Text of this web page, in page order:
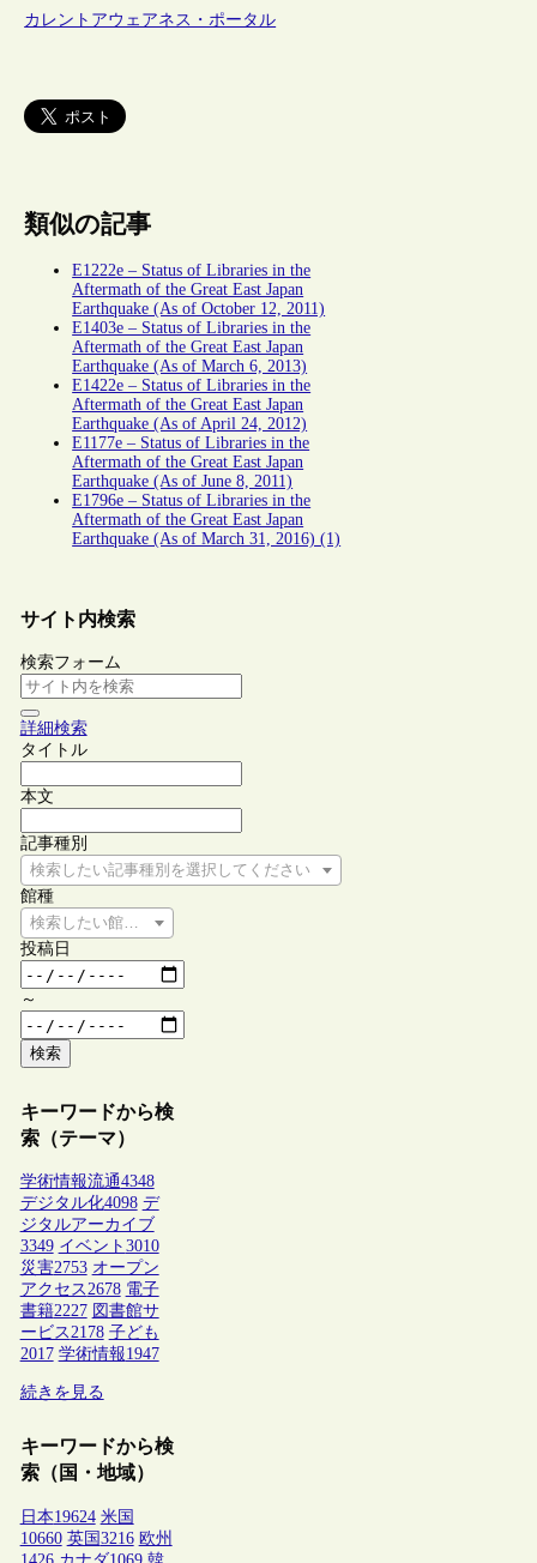
カレントアウェアネス・ポータル
類似の記事
E1222e – Status of Libraries in the
Aftermath of the Great East Japan
Earthquake (As of October 12, 2011)
E1403e – Status of Libraries in the
Aftermath of the Great East Japan
Earthquake (As of March 6, 2013)
E1422e – Status of Libraries in the
Aftermath of the Great East Japan
Earthquake (As of April 24, 2012)
E1177e – Status of Libraries in the
Aftermath of the Great East Japan
Earthquake (As of June 8, 2011)
E1796e – Status of Libraries in the
Aftermath of the Great East Japan
Earthquake (As of March 31, 2016) (1)
サイト内検索
検索フォーム
詳細検索
タイトル
本文
記事種別
検索したい記事種別を選択してください
館種
検索したい館種を選択してください
投稿日
～
検索
キーワードから検
索（テーマ）
学術情報流通4348
デジタル化4098 デ
ジタルアーカイブ
3349 イベント 3010
災害2753 オープン
アクセス2678 電子
書籍2227 図書館サ
ービス2178 子ども
2017 学術情報1947
続きを見る
キーワードから検
索（国・地域）
日本19624 米国
10660 英国3216 欧州